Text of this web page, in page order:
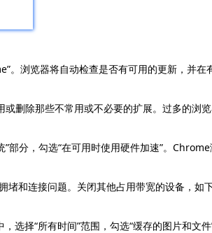
。浏览器将自动检查是否有可用的更新，并在
或删除那些不常用或不必要的扩展。过多的浏
分，勾选“在可用时使用硬件加速”。
和连接问题。关闭其他占用带宽的设备，如下
选择“所有时间”范围，勾选“缓存的图片和文件